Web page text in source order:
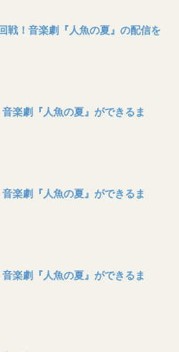
戦！音楽劇『人魚の夏』の配信を
楽劇『人魚の夏』ができるま
楽劇『人魚の夏』ができるま
楽劇『人魚の夏』ができるま